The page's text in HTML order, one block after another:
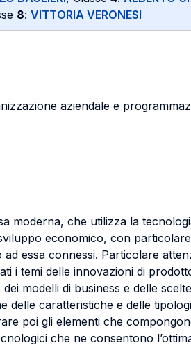
8: VITTORIA VERONESI
aziendale e
moderna, che utilizza la
economico, con
essa connessi. Particolare
i temi delle innovazioni di
modelli di business e delle
caratteristiche e delle
poi gli elementi che
che ne consentono